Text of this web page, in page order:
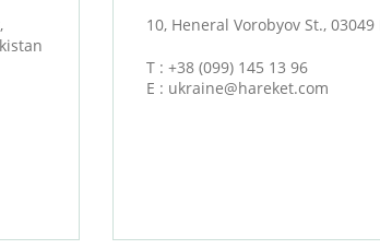
10, Heneral Vorobyov St.,
T : +38 (099) 145 13 96
E : ukraine@hareket.com